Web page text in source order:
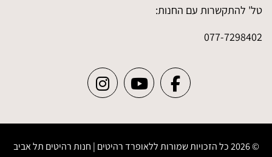
טל' להתקשרות עם החנות:
077-7298402
© 2026 כל הזכויות שמורות ללאופרד רהיטים | חנות רהיטים תל אביב